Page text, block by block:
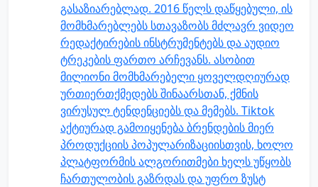
გასაზიარებლად. 2016 წელს დაწყებული, ის
მომხმარებლებს სთავაზობს მძლავრ ვიდეო
რედაქტირების ინსტრუმენტებს და აუდიო
ტრეკების ფართო არჩევანს. ასობით
მილიონი მომხმარებელი ყოველდღიურად
ურთიერთქმედებს შინაარსთან, ქმნის
ვირუსულ ტენდენციებს და მემებს. Tiktok
აქტიურად გამოიყენება ბრენდების მიერ
პროდუქციის პოპულარიზაციისთვის, ხოლო
პლატფორმის ალგორითმები ხელს უწყობს
ჩართულობის გაზრდას და უფრო ზუსტ